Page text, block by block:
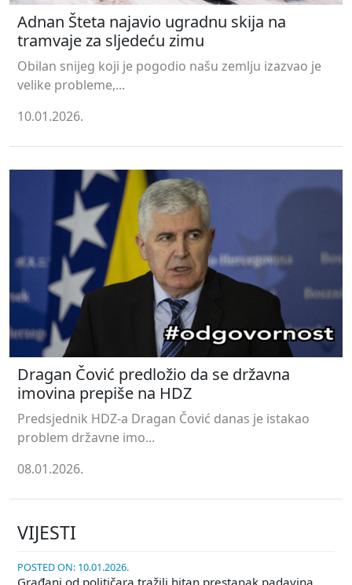
Adnan Šteta najavio ugradnu skija na
tramvaje za sljedeću zimu
Obilan snijeg koji je pogodio našu zemlju izazvao je
velike probleme,...
10.01.2026.
Dragan Čović predložio da se državna
imovina prepiše na HDZ
Predsjednik HDZ-a Dragan Čović danas je istakao
problem državne imo...
08.01.2026.
VIJESTI
POSTED ON: 10.01.2026.
Građani od političara tražili hitan prestanak padavina